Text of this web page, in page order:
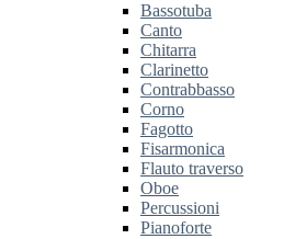
Bassotuba
Canto
Chitarra
Clarinetto
Contrabbasso
Corno
Fagotto
Fisarmonica
Flauto traverso
Oboe
Percussioni
Pianoforte